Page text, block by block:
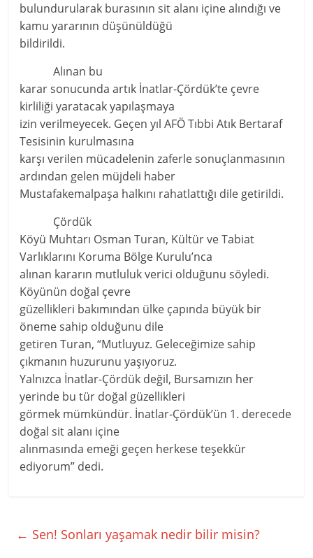
bulundurularak burasının sit alanı içine alındığı ve
kamu yararının düşünüldüğü
bildirildi.
Alınan bu
karar sonucunda artık İnatlar-Çördük’te çevre
kirliliği yaratacak yapılaşmaya
izin verilmeyecek. Geçen yıl AFÖ Tıbbi Atık Bertaraf
Tesisinin kurulmasına
karşı verilen mücadelenin zaferle sonuçlanmasının
ardından gelen müjdeli haber
Mustafakemalpaşa halkını rahatlattığı dile getirildi.
Çördük
Köyü Muhtarı Osman Turan, Kültür ve Tabiat
Varlıklarını Koruma Bölge Kurulu’nca
alınan kararın mutluluk verici olduğunu söyledi.
Köyünün doğal çevre
güzellikleri bakımından ülke çapında büyük bir
öneme sahip olduğunu dile
getiren Turan, “Mutluyuz. Geleceğimize sahip
çıkmanın huzurunu yaşıyoruz.
Yalnızca İnatlar-Çördük değil, Bursamızın her
yerinde bu tür doğal güzellikleri
görmek mümkündür. İnatlar-Çördük’ün 1. derecede
doğal sit alanı içine
alınmasında emeği geçen herkese teşekkür
ediyorum” dedi.
← Sen! Sonları yaşamak nedir bilir misin?